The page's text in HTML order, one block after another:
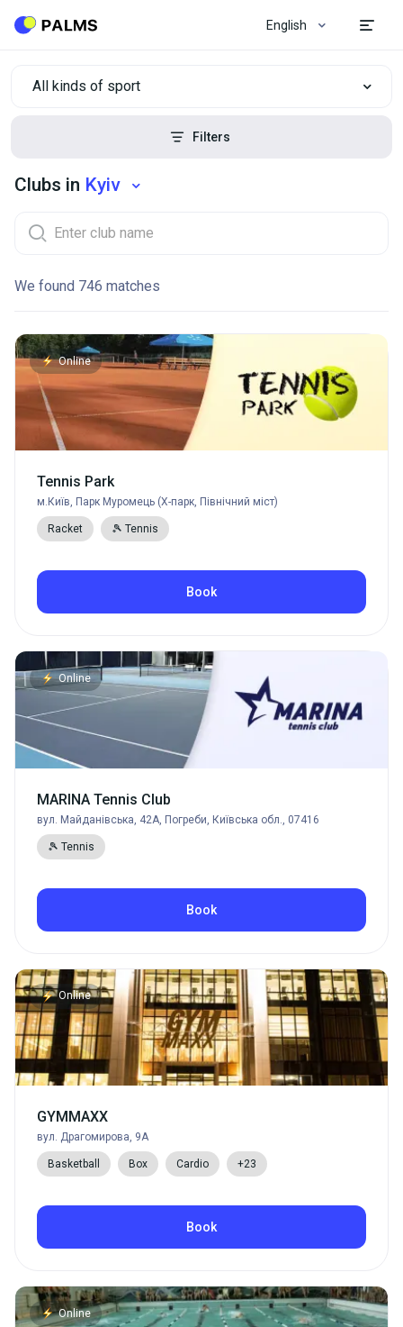
English
All kinds of sport
Filters
Clubs in Kyiv
We found 746 matches
Online
Tennis Park
м.Київ, Парк Муромець (Х-парк, Північний міст)
Racket 🎾 Tennis
Book
Online
MARINA Tennis Club
вул. Майданівська, 42А, Погреби, Київська обл., 07416
🎾 Tennis
Book
Online
GYMMAXX
вул. Драгомирова, 9А
Basketball Box Cardio +23
Book
Online